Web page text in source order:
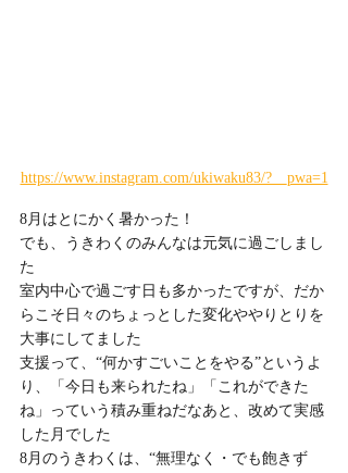
https://www.instagram.com/ukiwaku83/?__pwa=1
8月はとにかく暑かった！
でも、うきわくのみんなは元気に過ごしまし
た
室内中心で過ごす日も多かったですが、だか
らこそ日々のちょっとした変化ややりとりを
大事にしてました
支援って、“何かすごいことをやる”というよ
り、「今日も来られたね」「これができた
ね」っていう積み重ねだなあと、改めて実感
した月でした
8月のうきわくは、“無理なく・でも飽きず